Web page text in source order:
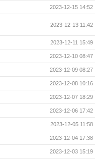
2023-12-15 14:52
2023-12-13 11:42
2023-12-11 15:49
2023-12-10 08:47
2023-12-09 08:27
2023-12-08 10:16
2023-12-07 18:29
2023-12-06 17:42
2023-12-05 11:58
2023-12-04 17:38
2023-12-03 15:19